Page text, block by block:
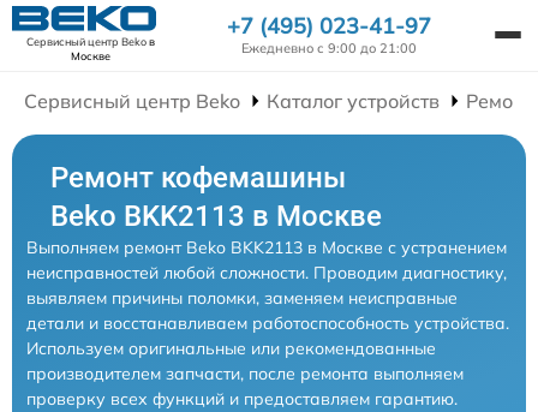
Сервисный центр Bekoв
Москве
+7 (495) 023-41-97
Ежедневно с 9:00 до 21:00
Сервисный центр Beko Каталог устройств
Ремонт кофемашины
Beko BKK2113 в Москве
Выполняем ремонт Beko BKK2113 в Москве с устранением
неисправностей любой сложности. Проводим диагностику,
выявляем причины поломки, заменяем неисправные
детали и восстанавливаем работоспособность устройства.
Используем оригинальные или рекомендованные
производителем запчасти, после ремонта выполняем
проверку всех функций и предоставляем гарантию.